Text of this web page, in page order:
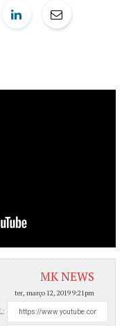
MK NEWS
ter, março 12, 2019 9:21pm